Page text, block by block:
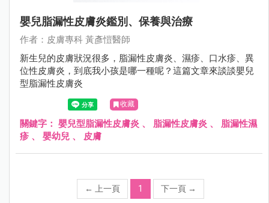
嬰兒脂漏性皮膚炎鑑別、保養與治療
作者：⽪膚專科 黃彥愷醫師
新生兒的皮膚狀況很多，脂漏性皮膚炎、濕疹、口水疹、異
位性皮膚炎，到底我小孩是哪一種呢？這篇文章來談談嬰兒
型脂漏性皮膚炎
收藏
關鍵字： 嬰兒型脂漏性皮膚炎 、 脂漏性皮膚炎 、 脂漏性濕
疹 、 嬰幼兒 、 皮膚
← 上一頁 1 下一頁 →